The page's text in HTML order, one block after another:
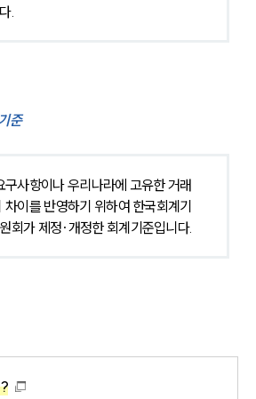
.
준
구사항이나 우리나라에 고유한 거래
차이를 반영하기 위하여 한국회계기
회가 제정·개정한 회계기준입니다.